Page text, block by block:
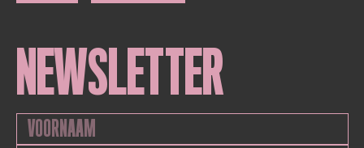
NEWSLETTER